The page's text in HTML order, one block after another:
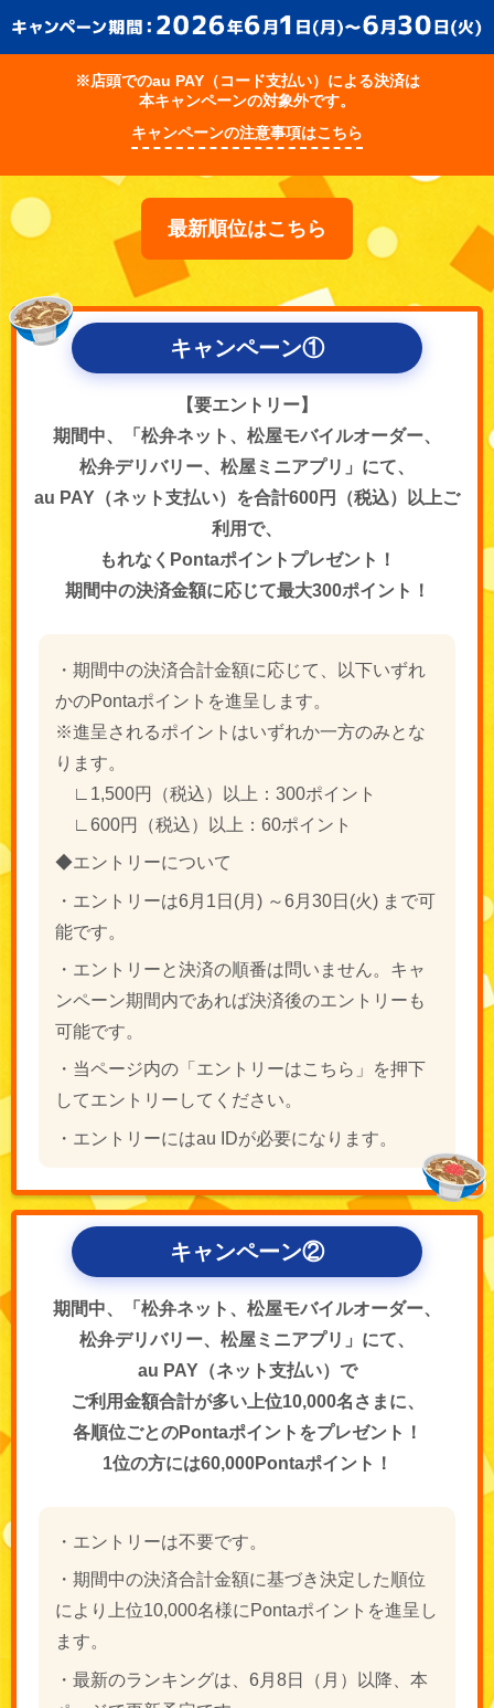
※店頭でのau PAY（コード支払い）による決済は
本キャンペーンの対象外です。
キャンペーンの注意事項はこちら
最新順位はこちら
キャンペーン①
【要エントリー】
期間中、「松弁ネット、松屋モバイルオーダー、
松弁デリバリー、松屋ミニアプリ」にて、
au PAY（ネット支払い）を合計600円（税込）以上ご
利用で、
もれなくPontaポイントプレゼント！
期間中の決済金額に応じて最大300ポイント！
・期間中の決済合計金額に応じて、以下いずれ
かのPontaポイントを進呈します。
※進呈されるポイントはいずれか一方のみとな
ります。
∟1,500円（税込）以上：300ポイント
∟600円（税込）以上：60ポイント
◆エントリーについて
・エントリーは6月1日(月) ～6月30日(火) まで可
能です。
・エントリーと決済の順番は問いません。キャ
ンペーン期間内であれば決済後のエントリーも
可能です。
・当ページ内の「エントリーはこちら」を押下
してエントリーしてください。
・エントリーにはau IDが必要になります。
キャンペーン②
期間中、「松弁ネット、松屋モバイルオーダー、
松弁デリバリー、松屋ミニアプリ」にて、
au PAY（ネット支払い）で
ご利用金額合計が多い上位10,000名さまに、
各順位ごとのPontaポイントをプレゼント！
1位の方には60,000Pontaポイント！
・エントリーは不要です。
・期間中の決済合計金額に基づき決定した順位
により上位10,000名様にPontaポイントを進呈し
ます。
・最新のランキングは、6月8日（月）以降、本